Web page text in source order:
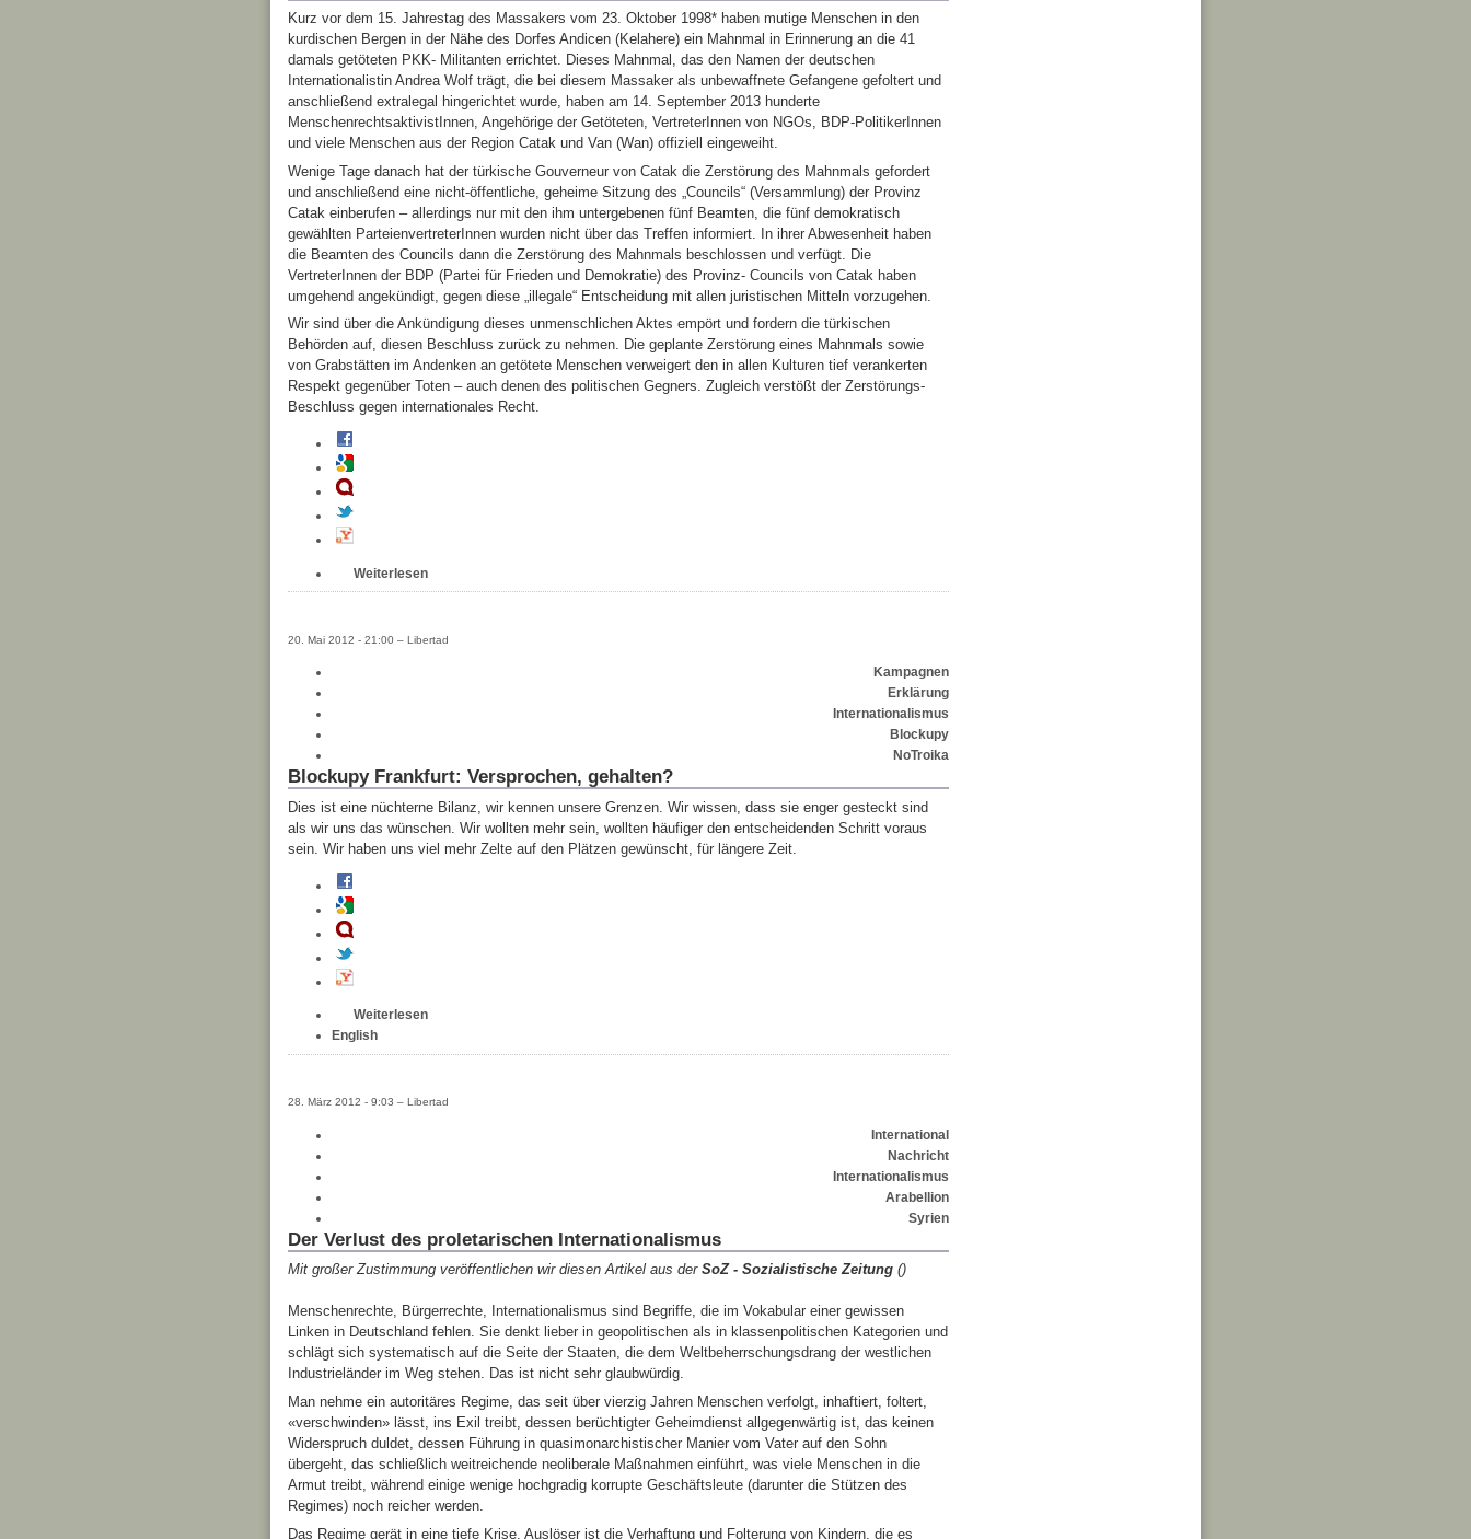
Kurz vor dem 15. Jahrestag des Massakers vom 23. Oktober 1998* haben mutige Menschen in den
kurdischen Bergen in der Nähe des Dorfes Andicen (Kelahere) ein Mahnmal in Erinnerung an die 41
damals getöteten PKK- Militanten errichtet. Dieses Mahnmal, das den Namen der deutschen
Internationalistin Andrea Wolf trägt, die bei diesem Massaker als unbewaffnete Gefangene gefoltert und
anschließend extralegal hingerichtet wurde, haben am 14. September 2013 hunderte
MenschenrechtsaktivistInnen, Angehörige der Getöteten, VertreterInnen von NGOs, BDP-PolitikerInnen
und viele Menschen aus der Region Catak und Van (Wan) offiziell eingeweiht.
Wenige Tage danach hat der türkische Gouverneur von Catak die Zerstörung des Mahnmals gefordert
und anschließend eine nicht-öffentliche, geheime Sitzung des „Councils“ (Versammlung) der Provinz
Catak einberufen – allerdings nur mit den ihm untergebenen fünf Beamten, die fünf demokratisch
gewählten ParteienvertreterInnen wurden nicht über das Treffen informiert. In ihrer Abwesenheit haben
die Beamten des Councils dann die Zerstörung des Mahnmals beschlossen und verfügt. Die
VertreterInnen der BDP (Partei für Frieden und Demokratie) des Provinz- Councils von Catak haben
umgehend angekündigt, gegen diese „illegale“ Entscheidung mit allen juristischen Mitteln vorzugehen.
Wir sind über die Ankündigung dieses unmenschlichen Aktes empört und fordern die türkischen
Behörden auf, diesen Beschluss zurück zu nehmen. Die geplante Zerstörung eines Mahnmals sowie
von Grabstätten im Andenken an getötete Menschen verweigert den in allen Kulturen tief verankerten
Respekt gegenüber Toten – auch denen des politischen Gegners. Zugleich verstößt der Zerstörungs-
Beschluss gegen internationales Recht.
Weiterlesen
20. Mai 2012 - 21:00 – Libertad
Kampagnen
Erklärung
Internationalismus
Blockupy
NoTroika
Blockupy Frankfurt: Versprochen, gehalten?
Dies ist eine nüchterne Bilanz, wir kennen unsere Grenzen. Wir wissen, dass sie enger gesteckt sind
als wir uns das wünschen. Wir wollten mehr sein, wollten häufiger den entscheidenden Schritt voraus
sein. Wir haben uns viel mehr Zelte auf den Plätzen gewünscht, für längere Zeit.
Weiterlesen
English
28. März 2012 - 9:03 – Libertad
International
Nachricht
Internationalismus
Arabellion
Syrien
Der Verlust des proletarischen Internationalismus
Mit großer Zustimmung veröffentlichen wir diesen Artikel aus der SoZ - Sozialistische Zeitung ()
Menschenrechte, Bürgerrechte, Internationalismus sind Begriffe, die im Vokabular einer gewissen
Linken in Deutschland fehlen. Sie denkt lieber in geopolitischen als in klassenpolitischen Kategorien und
schlägt sich systematisch auf die Seite der Staaten, die dem Weltbeherrschungsdrang der westlichen
Industrieländer im Weg stehen. Das ist nicht sehr glaubwürdig.
Man nehme ein autoritäres Regime, das seit über vierzig Jahren Menschen verfolgt, inhaftiert, foltert,
«verschwinden» lässt, ins Exil treibt, dessen berüchtigter Geheimdienst allgegenwärtig ist, das keinen
Widerspruch duldet, dessen Führung in quasimonarchistischer Manier vom Vater auf den Sohn
übergeht, das schließlich weitreichende neoliberale Maßnahmen einführt, was viele Menschen in die
Armut treibt, während einige wenige hochgradig korrupte Geschäftsleute (darunter die Stützen des
Regimes) noch reicher werden.
Das Regime gerät in eine tiefe Krise, Auslöser ist die Verhaftung und Folterung von Kindern, die es